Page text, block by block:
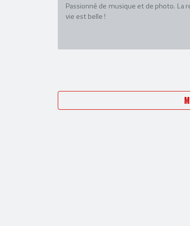
Passionné de musique et de photo. La
vie est belle !